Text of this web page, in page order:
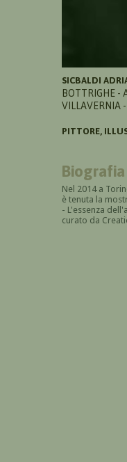
SICBALDI
BOTTRIGHE -
VILLAVERNIA
PITTORE,
Biografia
Nel 2014 a
è tenuta la
- L'essenza
curato da